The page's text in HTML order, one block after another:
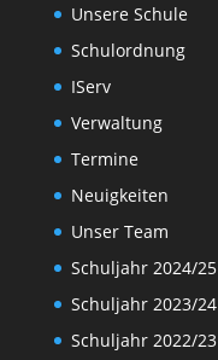
Unsere Schule
Schulordnung
IServ
Verwaltung
Termine
Neuigkeiten
Unser Team
Schuljahr 2024/25
Schuljahr 2023/24
Schuljahr 2022/23